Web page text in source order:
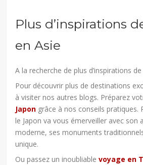
Plus d’inspirations
en Asie
A la recherche de plus d’inspirations
Pour découvrir plus de destinations
à visiter nos autres blogs. Préparez
Japon grâce à nos conseils pratiques.
le Japon va vous émerveiller avec son
moderne, ses monuments
unique.
Ou passez un inoubliablevoyage en